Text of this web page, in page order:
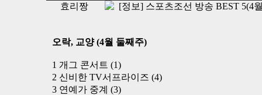
효리짱 [정보] 스포츠조선 방송 BEST 5(4
오락, 교양 (4월 둘째주)
1 개그 콘서트 (1)
2 신비한 TV서프라이즈 (4)
3 연예가 중계 (3)